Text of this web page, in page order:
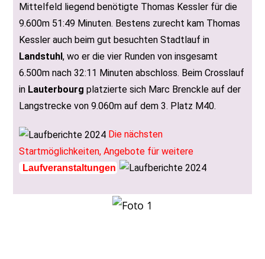
Mittelfeld liegend benötigte Thomas Kessler für die
9.600m 51:49 Minuten. Bestens zurecht kam Thomas
Kessler auch beim gut besuchten Stadtlauf in
Landstuhl, wo er die vier Runden von insgesamt
6.500m nach 32:11 Minuten abschloss. Beim Crosslauf
in Lauterbourg platzierte sich Marc Brenckle auf der
Langstrecke von 9.060m auf dem 3. Platz M40.
Die nächsten
Startmöglichkeiten, Angebote für weitere
Laufveranstaltungen